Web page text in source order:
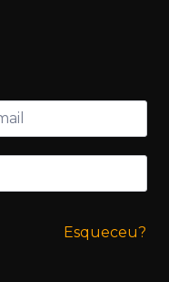
Esqueceu?